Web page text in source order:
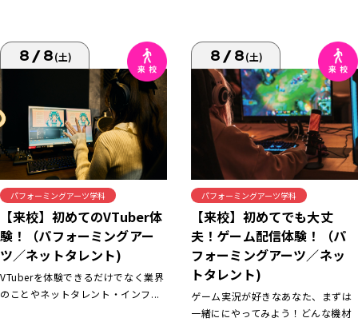
8/8(土)
パフォーミングアーツ学科
【来校】初めてのVTuber体
験！（パフォーミングアー
ツ／ネットタレント)
VTuberを体験できるだけでなく業界
のことやネットタレント・インフ...
8/8(土)
パフォーミングアーツ学科
【来校】初めてでも大丈
夫！ゲーム配信体験！（パ
フォーミングアーツ／ネッ
トタレント)
ゲーム実況が好きなあなた、まずは
一緒ににやってみよう！どんな機材